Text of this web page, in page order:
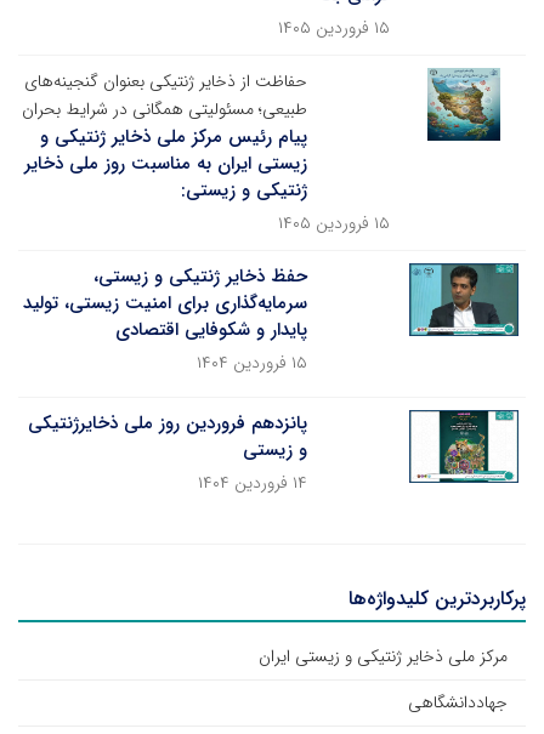
۱۵ فروردین ۱۴۰۵
حفاظت از ذخایر ژنتیکی بعنوان گنجینه‌های
طبیعی؛ مسئولیتی همگانی در شرایط بحران
پیام رئیس مرکز ملی ذخایر ژنتیکی و
زیستی ایران به مناسبت روز ملی ذخایر
ژنتیکی و زیستی:
۱۵ فروردین ۱۴۰۵
حفظ ذخایر ژنتیکی و زیستی،
سرمایه‌گذاری برای امنیت زیستی، تولید
پایدار و شکوفایی اقتصادی
۱۵ فروردین ۱۴۰۴
پانزدهم فروردین روز ملی ذخایرژنتیکی
و زیستی
۱۴ فروردین ۱۴۰۴
پرکاربردترین کلیدواژه‌ها
مرکز ملی ذخایر ژنتیکی و زیستی ایران
جهاددانشگاهی